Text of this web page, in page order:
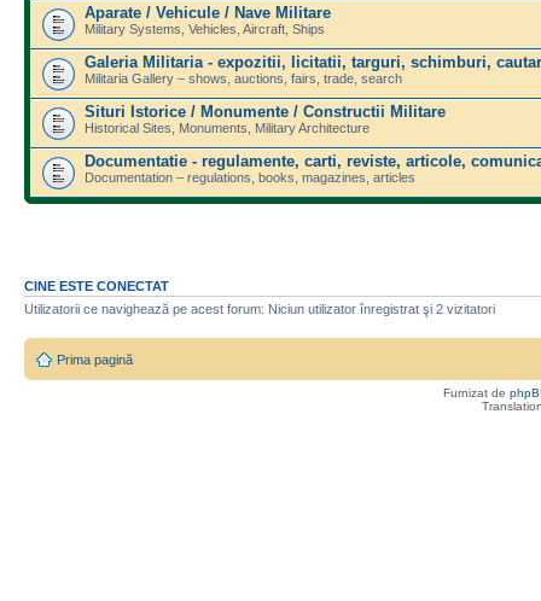
Aparate / Vehicule / Nave Militare
Military Systems, Vehicles, Aircraft, Ships
Galeria Militaria - expozitii, licitatii, targuri, schimburi,
Militaria Gallery – shows, auctions, fairs, trade, search
Situri Istorice / Monumente / Constructii Militare
Historical Sites, Monuments, Military Architecture
Documentatie - regulamente, carti, reviste, articole,
Documentation – regulations, books, magazines, articles
CINE ESTE CONECTAT
Utilizatorii ce navighează pe acest forum: Niciun utilizator înregistrat şi 2 vizitatori
Prima pagină
Furnizat de